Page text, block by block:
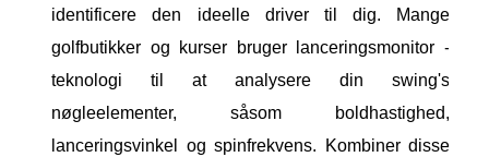
identificere den ideelle driver til dig. Mange
golfbutikker og kurser bruger lanceringsmonitor -
teknologi til at analysere din swing's
nøgleelementer, såsom boldhastighed,
lanceringsvinkel og spinfrekvens. Kombiner disse